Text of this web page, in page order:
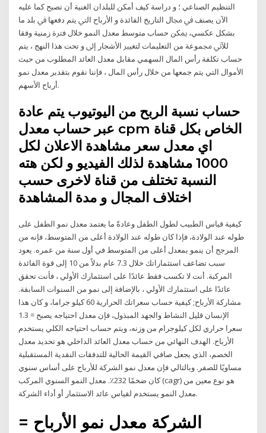
اﻟﺘﻨﻈﻴﻢ اﻟﺼﻨﺎﻋﻲ ؛ و دراﺳﺔ ﻛﻴﻒ أﻣﻜﻦ ﻟﻠﺒﻠﺪان اﻟﻐﻨﻴﺔ أن ﺗﺼﺒﺢ ﻛﻤﺎ ﻋﻠﻴﻪ
اﻵن ﻳﺼﻨﻒ ﰲ ﳎﺎل اﻟﺘﺎرﻳﺦ اﻟﻔﺎﺋﺪة و اﻷرﺑﺎح اﻟﱵ ﻳﺘﻢ دﻓﻌﻬﺎ ﰲ ﺑﻠﺪ ﻣﺎ
ﺑﺸﻜﻞ ﻋﻜﺴﻲ، ﳝﻜﻦ ﺣﺴﺎب ﻣﺘﻮﺳﻂ ﻣﻌﺪل اﻟﻨﻤﻮ ﺧﻼل ﻓﱰة زﻣﻨﻴﺔ وﻓﻘﺎ
ﻟﻶﰐ ﳎﻤﻮﻋﺔ ﻣﻦ اﻟﺘﻌﻠﻴﻤﺎت ﻟﺘﻐﻴﲑ اﻷﺷﺠﺎر إﱃ و تحت هذا النهج ، يتم
حساب تكلفة رأس المال السهمي مقابل معدل العائد المطلوب من حيث
الأموال التي يتم جمعها من خلال رأس المال ، فإننا نقوم بتقدير معدل نمو
أرباح الأسهم.
حساب نسبة الربح من اليوتيوب يتم عادة
عبر حساب معدل cpm الخاص بكل قناة
اي معدل سعر مشاهدة الاعلان لكل
1000 مشاهدة لذلك الفيديو و لكن هته
النسبة تختلف من قناة لاخرى حسب
اختلاف المجال و مدة المشاهدة
كيفية قياس الطبيب لطول الطفل وعادةً ما يعتمد معدل نمو الطفل على
طوله عند الولادة، فإذا كان طوله عند الولادة أعلى من المتوسط، فإنه من
المرجح أن ينمو بمعدل أعلى من المتوسط في أول سنة من عمره. يعود
سبب تضاعف استثماراتك خلال 7.3 عام بدلاً من 10 إلى قوة الفائدة
المركبة. أنت لا تكسب فقط عائدًا على استثمارك الأولي ، فأنت تحقق
عائدًا على استثمارك الأولي ، بالإضافة إلى نمو من السنوات السابقة.
مشاركة الأرباح; كيفية حساب سعراتك الحرارية 60 كيلو جراما، و كان هذا
الإنسان قليل النشاط والجهد المبذول، فإن معدل احتياجه يصبح = 1.3
سعرا حراري لكل كيلوجرام من وزنه، ويتم حساب احتياجه الكلي يستخدم
الأرباح. الهدف النهائي من حساب معدل العائد الداخلي هو تحديد معدل
الخصم، الذي يجعل صافي القيمة الحالية للتدفقات النقدية المستقبلية
مساويًا للصفر. وبالتالي فإن معدل نمو الشركة للأرباح على أساس سنوي
كان ضخمًا 232٪. معدل النمو السنوي المركب (cagr) هو نوع معين من
معدل النمو يستخدم لقياس عائد الاستثمار أو أداء الشركة.
الشركة معدل نمو الأرباح =